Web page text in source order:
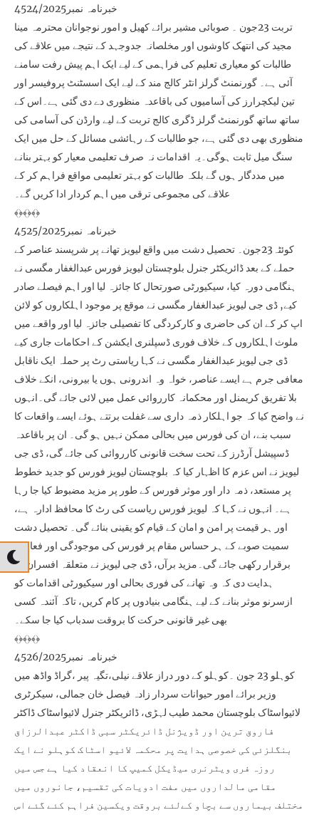
خبرنامہ نمبر4524/2025
تربت 23جون ۔ صوبائی مشیر برائے کھیل و امور نوجوانان محترمہ مینا
مجید کی انتھک کاوشوں اور مخلصانہ جدوجہد کے نتیجے میں علاقے کی
طالبات کو معیاری تعلیم کی فراہمی کے لیے ایک اہم پیش رفت سامنے
آئی ہے۔ گورنمنٹ گرلز انٹر کالج مند کے لیے ایک اسسٹنٹ پروفیسر اور
تین لیکچرارز کی آسامیوں کی باقاعدہ منظوری دے دی گئی ہے۔اس کے
ساتھ ساتھ گورنمنٹ گرلز ڈگری کالج تربت کے لیے وارڈن کی آسامی کی
منظوری بھی دی گئی ہے، جو طالبات کے رہائشی مسائل کے حل میں ایک
سنگ میل ثابت ہوگی۔یہ اقدامات نہ صرف تعلیمی معیار کو بہتر بنانے
میں مددگار ہوں گے بلکہ طالبات کو بہتر تعلیمی مواقع فراہم کر کے
علاقے کی مجموعی ترقی میں اہم کردار ادا کریں گے۔
﴾﴿﴾﴿﴾﴿
خبرنامہ نمبر4525/2025
کوئٹہ23جون۔ تحصیل دشت میں واقع لیویز تھانے پر شرپسند عناصر کے
حملے کے بعد ڈائریکٹر جنرل بلوچستان لیویز فورس عبدالغفار مگسی نے
ہنگامی دورہ کیا، سیکیورٹی صورتحال کا جائزہ لیا اور اہم فیصلے صادر
کیے, ڈی جی لیویز عبدالغفار مگسی نے موقع پر موجود اہلکاروں کو لائن
اپ کر کے ان کی حاضری و کارکردگی کا تفصیلی جائزہ لیا اور واقعے میں
ملوث اہلکاروں کے خلاف فوری ڈسپلنری ایکشن کے احکامات جاری کیے
ڈی جی لیویز عبدالغفار مگسی نے کہا ریاستی رٹ پر حملہ ایک ناقابل
معافی جرم ہے ایسے عناصر، خواہ وہ اندرونی ہوں یا بیرونی، انکے خلاف
بلا تفریق کریمنل اور محکمانہ کارروائی عمل میں لائی جائے گی۔انہوں
نے واضح کیا کہ جو اہلکار ذمہ داری سے غفلت برتتے ہوئے ایسے واقعات کا
سبب بنے، ان کی فورس میں بحالی ممکن نہیں ہو گی۔ ان پر باقاعدہ
ڈسپیشل آرڈرز کے تحت سخت قانونی کارروائی کی جائے گی، ڈی جی
لیویز نے اس عزم کا اظہار کیا کہ بلوچستان لیویز فورس کو جدید خطوط
پر مستعد، ذمہ دار اور موثر فورس کے طور پر مزید مضبوط کیا جا رہا
ہے۔ انہوں نے کہا کہ لیویز فورس ریاست کی رٹ کا محافظ ادارہ ہے،
اور ہر قیمت پر امن و امان کے قیام کو یقینی بنائے گی۔ تحصیل دشت
سمیت صوبے کے ہر حساس مقام پر فورس کی موجودگی اور فعالیت
برقرار رکھی جائے گی۔مزید برآں، ڈی جی لیویز نے متعلقہ افسران کو
ہدایت دی کہ وہ تھانے کی فوری بحالی اور سیکیورٹی اقدامات کو
ازسرنو موثر بنانے کے لیے ہنگامی بنیادوں پر کام کریں، تاکہ آئندہ کسی
بھی غیر قانونی حرکت کا بروقت سدباب کیا جا سکے۔
﴾﴿﴾﴿﴾﴿
خبرنامہ نمبر4526/2025
کوہلو 23 جون ۔کوہلو کے دور دراز علاقے نیلی،تگیہ پیر ،گراڈ واڈھ میں
وزیر برائے امور حیوانات سردار زادہ فیصل خان جمالی، سیکرٹری
لائیواسٹاک بلوچستان محمد طیب لہڑی، ڈائریکٹر جنرل لائیواسٹاک ڈاکٹر
فاروق ترین اور ڈویژنل ڈائریکٹر سبی ڈاکٹر عبدالرزاق
بنگلزئی کی خصوصی ہدایت پر محکمہ لائیو اسٹاک کوہلو نے ایک
روزہ فری ویٹرنری میڈیکل کمیپ کا انعقاد کیا ہے جس میں
مقامی مالداروں میں مفت ادویات کی تقسیم، جانوروں میں
مختلف بیماروں سے بچاو کےلئے بروقت ویکسین فراہم کئے گئے اس